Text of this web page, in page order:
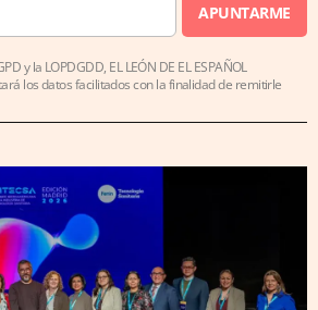
APUNTARME
y la LOPDGDD, EL LEÓN DE EL ESPAÑOL
los datos facilitados con la finalidad de remitirle